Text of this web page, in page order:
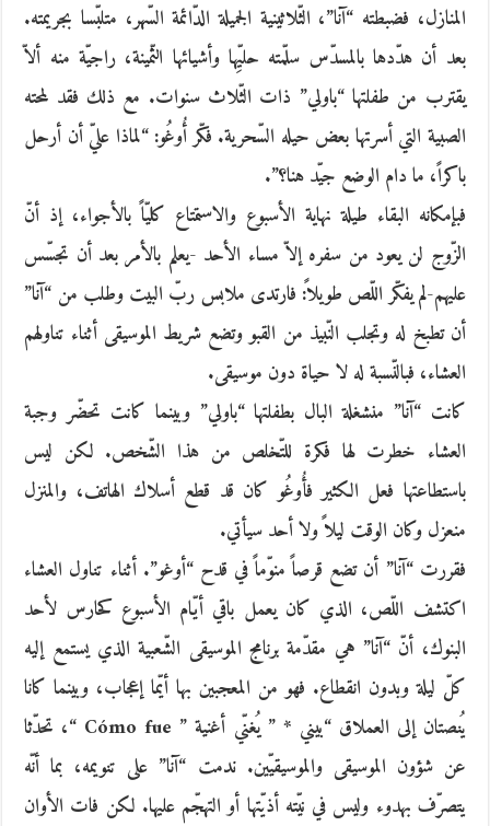
المنازل، فضبطته “آنا”، الثّلاثينية الجميلة الدّائمة السّهر، متلبّسا بجريمته.
بعد أن هدّدها بالمسدّس سلّمته حليِّها وأشيائها الثّمينة، راجيّة منه ألاّ
يقترب من طفلتها “باولي” ذات الثّلاث سنوات. مع ذلك فقد لمحته
الصبية التي أسرتها بعض حيله السّحرية. فكّر أُوغُو: “لماذا عليّ أن أرحل
باكراً، ما دام الوضع جيّد هنا؟”.
فبإمكانه البقاء طيلة نهاية الأسبوع والاستمتاع كليّاً بالأجواء، إذ أنّ
الزّوج لن يعود من سفره إلاّ مساء الأحد -يعلم بالأمر بعد أن تجسّس
عليهم-لم يفكّر اللّص طويلاً: فارتدى ملابس ربّ البيت وطلب من “آنا”
أن تطبخ له وتجلب النّبيذ من القبو وتضع شريط الموسيقى أثناء تناولهم
العشاء، فبالنّسبة له لا حياة دون موسيقى.
كانت “آنا” منشغلة البال بطفلتها “باولي” وبينما كانت تحضّر وجبة
العشاء خطرت لها فكرة للتّخلص من هذا الشّخص. لكن ليس
باستطاعتها فعل الكثير فأُوغُو كان قد قطع أسلاك الهاتف، والمنزل
منعزل وكان الوقت ليلاً ولا أحد سيأتي.
فقررت “آنا” أن تضع قرصاً منوّماً في قدح “أوغو”. أثناء تناول العشاء
اكتشف اللّص، الذي كان يعمل باقي أيّام الأسبوع كحارس لأحد
البنوك، أنّ “آنا” هي مقدّمة برنامج الموسيقى الشّعبية الذي يستمع إليه
كلّ ليلة وبدون انقطاع. فهو من المعجبين بها أيّما إعجاب، وبينما كانا
يُنصتان إلى العملاق “بيني * ” يُغنّي أغنية ” Cómo fue “، تحدّثا
عن شؤون الموسيقى والموسيقيّين. ندمت “آنا” على تنويمه، بما أنّه
يتصرّف بهدوء وليس في نيّته أذيّتها أو التهجّم عليها. لكن فات الأوان